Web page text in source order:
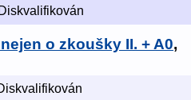
o zkoušky II. + A0,